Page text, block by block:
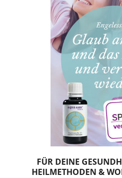
FÜR DEINE
HEILMETHODEN &